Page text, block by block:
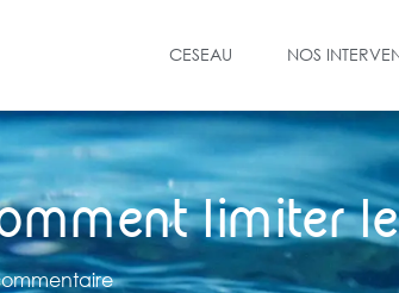
CESEAU NOS
limiter